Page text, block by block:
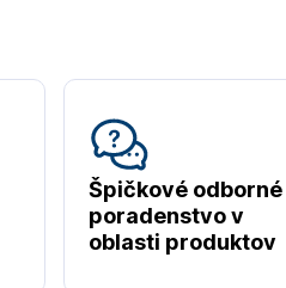
Špičkové odborné
poradenstvo v
oblasti produktov